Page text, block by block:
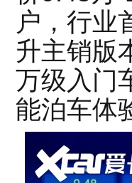
户，行业
升主销版
万级入门
能泊车体